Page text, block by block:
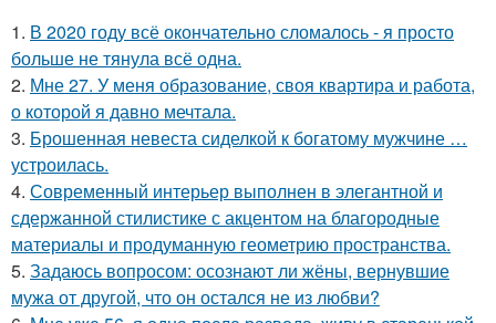
1. В 2020 году всё окончательно сломалось - я просто
больше не тянула всё одна.
2. Мне 27. У меня образование, своя квартира и работа,
о которой я давно мечтала.
3. Брошенная невеста сиделкой к богатому мужчине …
устроилась.
4. Современный интерьер выполнен в элегантной и
сдержанной стилистике с акцентом на благородные
материалы и продуманную геометрию пространства.
5. Задаюсь вопросом: осознают ли жёны, вернувшие
мужа от другой, что он остался не из любви?